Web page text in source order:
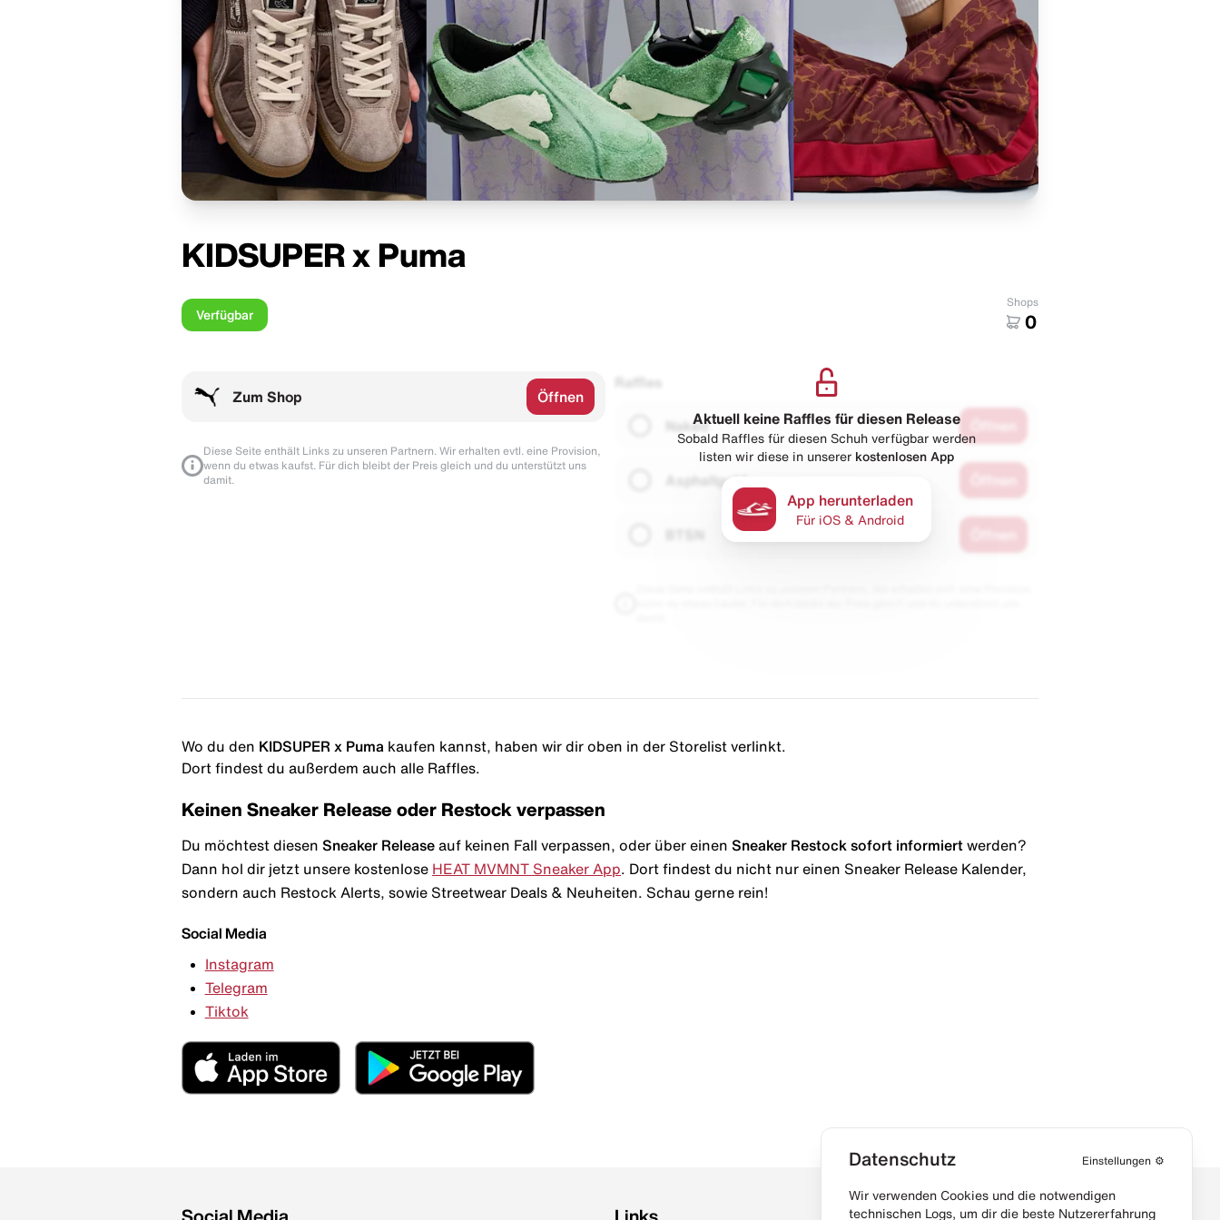
KIDSUPER x Puma
Verfügbar
Shops
0
Zum Shop Öffnen
Diese Seite enthält Links zu unseren Partnern. Wir erhalten evtl. eine Provision,
wenn du etwas kaufst. Für dich bleibt der Preis gleich und du unterstützt uns
damit.
Raffles
Naked
Asphaltgold
Aktuell keine Raffles für diesen Release
Sobald Raffles für diesen Schuh verfügbar werden
listen wir diese in unserer kostenlosen App
App herunterladen
Für iOS & Android
Wo du den KIDSUPER x Puma kaufen kannst, haben wir dir oben in der Storelist verlinkt.
Dort findest du außerdem auch alle Raffles.
Keinen Sneaker Release oder Restock verpassen
Du möchtest diesen Sneaker Release auf keinen Fall verpassen, oder über einen Sneaker Restock sofort informiert werden?
Dann hol dir jetzt unsere kostenlose HEAT MVMNT Sneaker App . Dort findest du nicht nur einen Sneaker Release Kalender,
sondern auch Restock Alerts, sowie Streetwear Deals & Neuheiten. Schau gerne rein!
Social Media
Instagram
Telegram
Tiktok
Datenschutz Einstellungen ⚙️
Wir verwenden Cookies und die notwendigen
technischen Logs, um dir die beste Nutzererfahrung